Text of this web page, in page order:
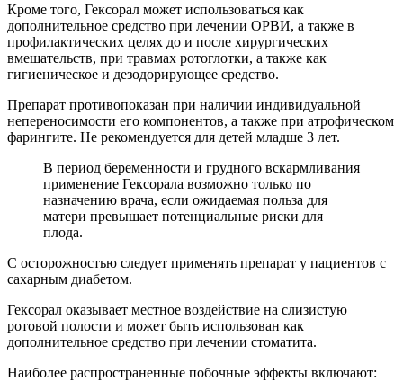
Кроме того, Гексорал может использоваться как
дополнительное средство при лечении ОРВИ, а также в
профилактических целях до и после хирургических
вмешательств, при травмах ротоглотки, а также как
гигиеническое и дезодорирующее средство.
Препарат противопоказан при наличии индивидуальной
непереносимости его компонентов, а также при атрофическом
фарингите. Не рекомендуется для детей младше 3 лет.
В период беременности и грудного вскармливания
применение Гексорала возможно только по
назначению врача, если ожидаемая польза для
матери превышает потенциальные риски для
плода.
С осторожностью следует применять препарат у пациентов с
сахарным диабетом.
Гексорал оказывает местное воздействие на слизистую
ротовой полости и может быть использован как
дополнительное средство при лечении стоматита.
Наиболее распространенные побочные эффекты включают: